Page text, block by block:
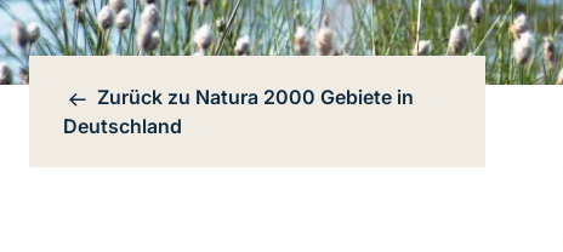
Bereichsnavigation
Zurück zu Natura 2000 Gebiete in
Deutschland